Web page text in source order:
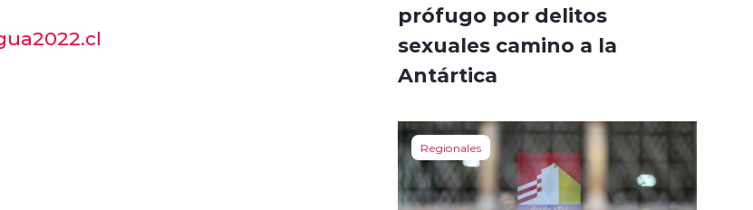
prófugo por delitos
sexuales camino a la
Antártica
Regionales